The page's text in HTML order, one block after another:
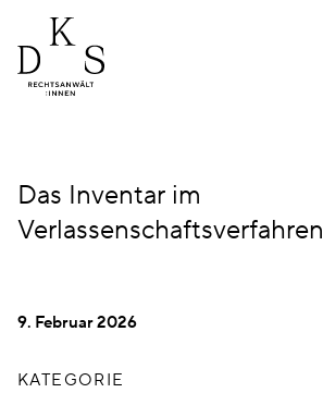
Das Inventar im
Verlassenschaftsverfahren
9. Februar 2026
KATEGORIE